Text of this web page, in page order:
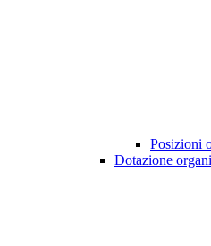
Posizioni
Dotazione